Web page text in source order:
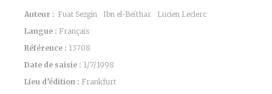
Auteur : Fuat Sezgin Ibn el-Beïthar
Lucien Leclerc
Langue : Français
Référence : 13708
Date de saisie : 1/7/1998
Lieu d’édition : Frankfurt